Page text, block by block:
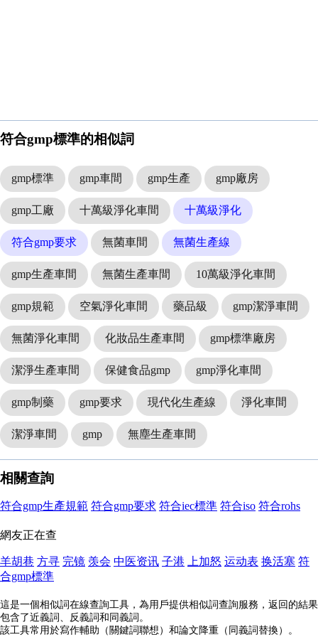
符合gmp標準的相似詞
gmp標準 gmp車間 gmp生產 gmp廠房
gmp工廠 十萬級淨化車間 十萬級淨化
符合gmp要求 無菌車間 無菌生產線
gmp生產車間 無菌生產車間 10萬級淨化車間
gmp規範 空氣淨化車間 藥品級 gmp潔淨車間
無菌淨化車間 化妝品生產車間 gmp標準廠房
潔淨生產車間 保健食品gmp gmp淨化車間
gmp制藥 gmp要求 現代化生產線 淨化車間
潔淨車間 gmp 無塵生產車間
相關查詢
符合gmp生產規範 符合gmp要求 符合iec標準 符合iso 符合rohs
網友正在查
羊胡巷 方寻 完镜 羡会 中医资讯 子港 上加怒 运动表 换活塞 符
合gmp標準
這是一個相似詞在線查詢工具，為用戶提供相似詞查詢服務，返回的結果
包含了近義詞、反義詞和同義詞。
該工具常用於寫作輔助（關鍵詞聯想）和論文降重（同義詞替換）。